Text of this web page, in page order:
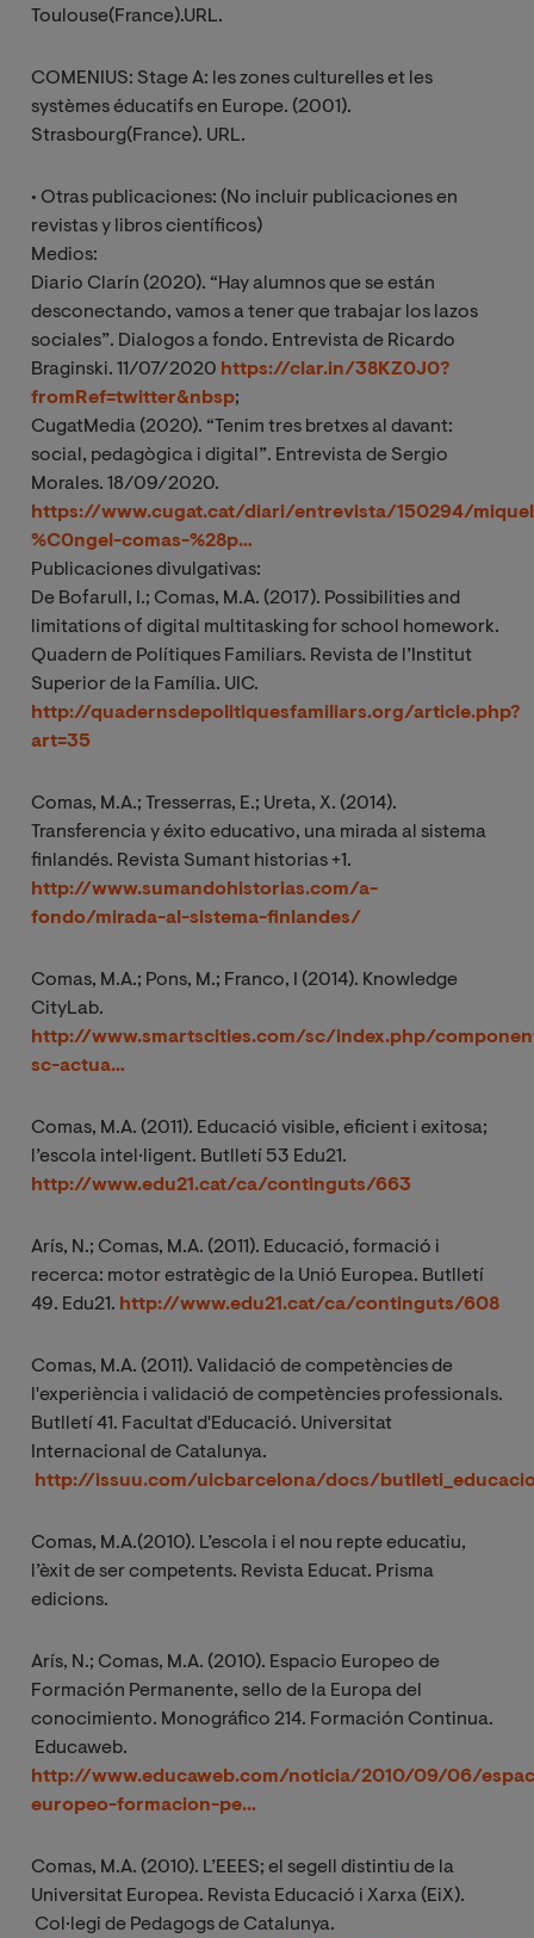
Toulouse(France).URL.
COMENIUS: Stage A: les zones culturelles et les
systèmes éducatifs en Europe. (2001).
Strasbourg(France). URL.
• Otras publicaciones: (No incluir publicaciones en
revistas y libros científicos)
Medios:
Diario Clarín (2020). “Hay alumnos que se están
desconectando, vamos a tener que trabajar los lazos
sociales”. Dialogos a fondo. Entrevista de Ricardo
Braginski. 11/07/2020 https://clar.in/38KZ0J0?
fromRef=twitter&nbsp;
CugatMedia (2020). “Tenim tres bretxes al davant:
social, pedagògica i digital”. Entrevista de Sergio
Morales. 18/09/2020.
https://www.cugat.cat/diari/entrevista/150294/
%C0ngel-comas-%28p…
Publicaciones divulgativas:
De Bofarull, I.; Comas, M.A. (2017). Possibilities and
limitations of digital multitasking for school homework.
Quadern de Polítiques Familiars. Revista de l’Institut
Superior de la Família. UIC.
http://quadernsdepolitiquesfamiliars.org/article.php?
art=35
Comas, M.A.; Tresserras, E.; Ureta, X. (2014).
Transferencia y éxito educativo, una mirada al sistema
finlandés. Revista Sumant historias +1.
http://www.sumandohistorias.com/a-
fondo/mirada-al-sistema-finlandes/
Comas, M.A.; Pons, M.; Franco, I (2014). Knowledge
CityLab.
http://www.smartscities.com/sc/index.php/
sc-actua…
Comas, M.A. (2011). Educació visible, eficient i exitosa;
l’escola intel·ligent. Butlletí 53 Edu21.
http://www.edu21.cat/ca/continguts/663
Arís, N.; Comas, M.A. (2011). Educació, formació i
recerca: motor estratègic de la Unió Europea. Butlletí
49. Edu21. http://www.edu21.cat/ca/continguts/608
Comas, M.A. (2011). Validació de competències de
l'experiència i validació de competències professionals.
Butlletí 41. Facultat d'Educació. Universitat
Internacional de Catalunya.
http://issuu.com/uicbarcelona/docs/
Comas, M.A.(2010). L’escola i el nou repte educatiu,
l’èxit de ser competents. Revista Educat. Prisma
edicions.
Arís, N.; Comas, M.A. (2010). Espacio Europeo de
Formación Permanente, sello de la Europa del
conocimiento. Monográfico 214. Formación Continua.
Educaweb.
http://www.educaweb.com/noticia/2010/09/06/
europeo-formacion-pe…
Comas, M.A. (2010). L’EEES; el segell distintiu de la
Universitat Europea. Revista Educació i Xarxa (EiX).
Col·legi de Pedagogs de Catalunya.